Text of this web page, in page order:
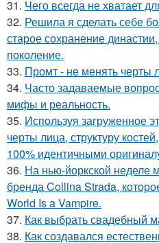
31. Чего всегда не хватает
32. Решила я сделать себе
старое сохранение
поколение.
33. Промт - не менять черты
34. Часто задаваемые
мифы и реальность.
35. Используя загруженное
черты лица, структуру
100% идентичными
36. На нью-йоркской неделе
бренда Collina Strada,
World Is a Vampire.
37. Как выбрать свадебный
38. Как создавался